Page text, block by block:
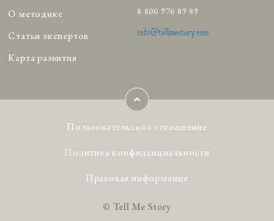
О методике
Статьи экспертов
Карта развития
8 800 976 89 89
info@tellmestory.com
Пользовательское соглашение
Политика конфиденциальности
Правовая информация
© Tell Me Story